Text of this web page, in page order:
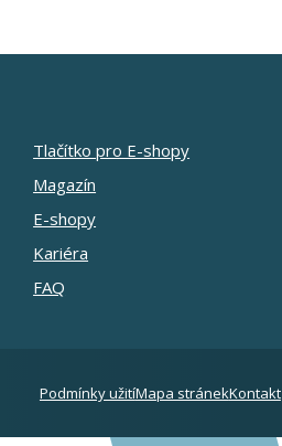
Tlačítko pro E-shopy
Magazín
E-shopy
Kariéra
FAQ
Podmínky užitíMapa stránekKontakt